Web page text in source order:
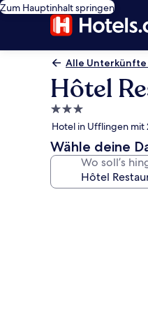
Zum Hauptinhalt springen
Alle
Hôtel
3.0-
Sterne-
Unterkunft
Hotel in Ufflingen mit
Wähle deine
Wo soll’s